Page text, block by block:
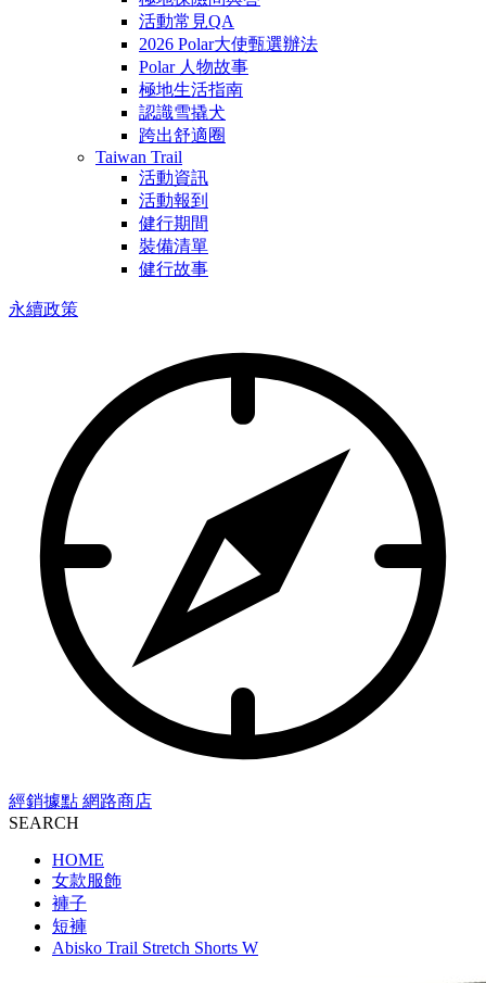
活動常見QA
2026 Polar大使甄選辦法
Polar 人物故事
極地生活指南
認識雪撬犬
跨出舒適圈
Taiwan Trail
活動資訊
活動報到
健行期間
裝備清單
健行故事
永續政策
經銷據點 網路商店
SEARCH
HOME
女款服飾
褲子
短褲
Abisko Trail Stretch Shorts W